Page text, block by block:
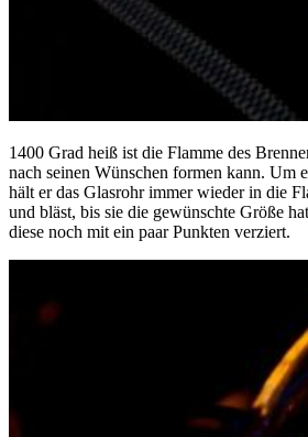
1400 Grad heiß ist die Flamme des
nach seinen Wünschen formen kann. Um
hält er das Glasrohr immer wieder in die
und bläst, bis sie die gewünschte Größe
diese noch mit ein paar Punkten verziert.